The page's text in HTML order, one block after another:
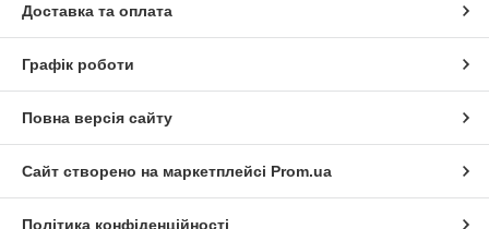
Доставка та оплата
Графік роботи
Повна версія сайту
Сайт створено на маркетплейсі Prom.ua
Політика конфіденційності